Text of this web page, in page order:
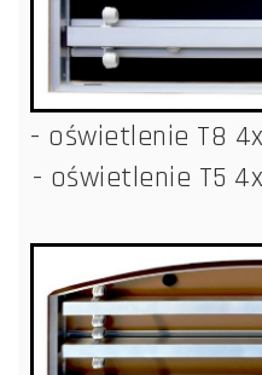
- oświetlenie T8
- oświetlenie T5